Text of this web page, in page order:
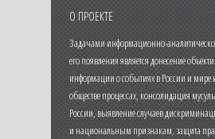
О ПРОЕКТЕ
Задачами информационно-
его появления является донесение
информации о событиях в России и мире
обществе процессах, консолидация
России, выявление случаев
и национальным признакам, защита